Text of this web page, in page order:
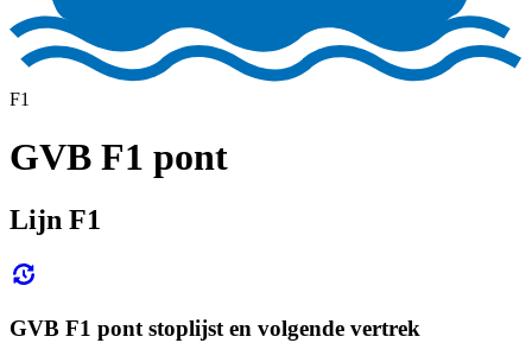
F1
GVB F1 pont
Lijn F1
GVB F1 pont stoplijst en volgende vertrek